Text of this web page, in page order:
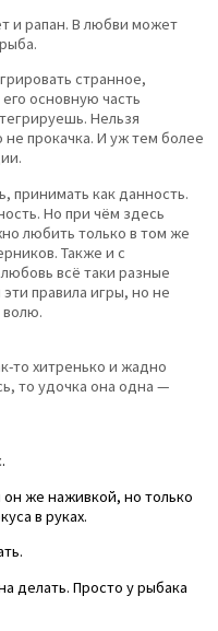
и рапан. В любви может
странное,
основную часть
Нельзя
прокачка. И уж тем более
принимать как данность.
Но при чём здесь
любить только в том же
Также и с
всё таки разные
правила игры, но не
волю.
то хитренько и жадно
то удочка она одна —
же наживкой, но только
в руках.
делать. Просто у рыбака